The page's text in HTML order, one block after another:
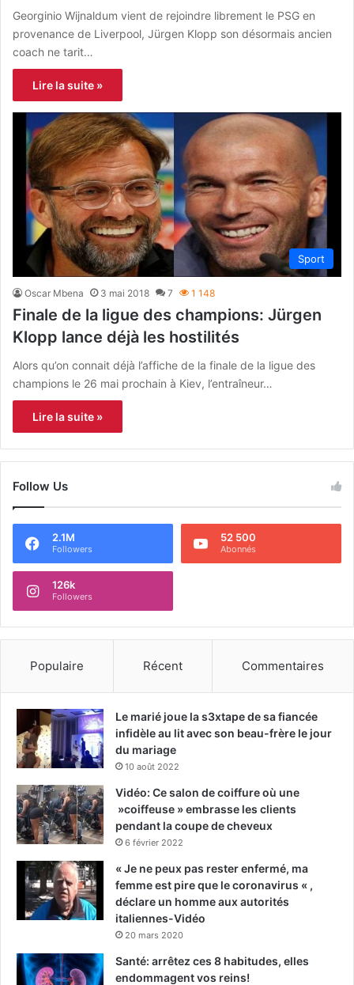
Georginio Wijnaldum vient de rejoindre librement le PSG en
provenance de Liverpool, Jürgen Klopp son désormais ancien
coach ne tarit…
Lire la suite »
Sport
Oscar Mbena 3 mai 2018 7 1 148
Finale de la ligue des champions: Jürgen
Klopp lance déjà les hostilités
Alors qu’on connait déjà l’affiche de la finale de la ligue des
champions le 26 mai prochain à Kiev, l’entraîneur…
Lire la suite »
Follow Us
2.1M
Followers
52 500
Abonnés
126k
Followers
Populaire Récent Commentaires
Le marié joue la s3xtape de sa fiancée
infidèle au lit avec son beau-frère le jour
du mariage
10 août 2022
Vidéo: Ce salon de coiffure où une
»coiffeuse » embrasse les clients
pendant la coupe de cheveux
6 février 2022
« Je ne peux pas rester enfermé, ma
femme est pire que le coronavirus « ,
déclare un homme aux autorités
italiennes-Vidéo
20 mars 2020
Santé: arrêtez ces 8 habitudes, elles
endommagent vos reins!